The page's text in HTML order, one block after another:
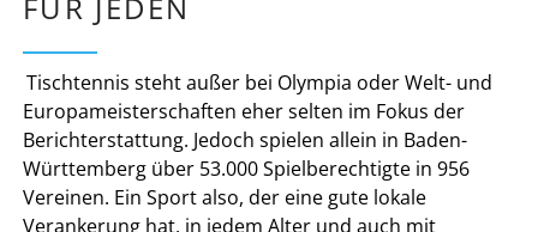
FÜR JEDEN
Tischtennis steht außer bei Olympia oder Welt- und
Europameisterschaften eher selten im Fokus der
Berichterstattung. Jedoch spielen allein in Baden-
Württemberg über 53.000 Spielberechtigte in 956
Vereinen. Ein Sport also, der eine gute lokale
Verankerung hat, in jedem Alter und auch mit